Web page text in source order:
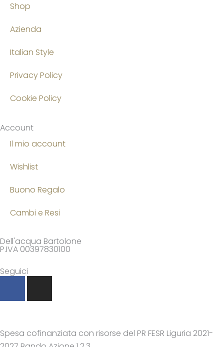
Shop
Azienda
Italian Style
Privacy Policy
Cookie Policy
Account
Il mio account
Wishlist
Buono Regalo
Cambi e Resi
Dell'acqua Bartolone
P.IVA 00397830100
Seguici
F
c
b
I
s
a
Spesa cofinanziata con risorse del PR FESR Liguria 2021-